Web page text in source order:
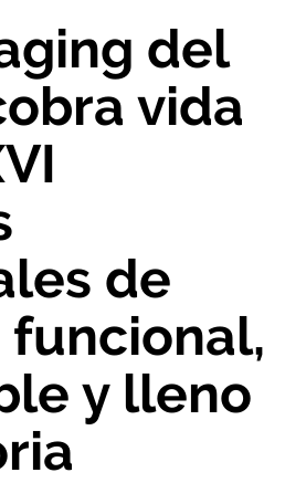
del
vida
de
funcional,
y lleno